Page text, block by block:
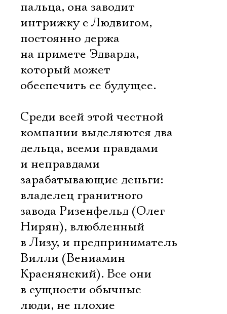
пальца, она заводит
интрижку с Людвигом,
постоянно держа
на примете Эдварда,
который может
обеспечить ее будущее.
Среди всей этой честной
компании выделяются два
дельца, всеми правдами
и неправдами
зарабатывающие деньги:
владелец гранитного
завода Ризенфельд (Олег
Нирян), влюбленный
в Лизу, и предприниматель
Вилли (Вениамин
Краснянский). Все они
в сущности обычные
люди, не плохие